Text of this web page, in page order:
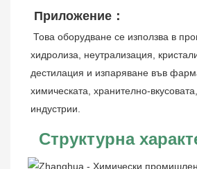
Приложение：
Това оборудване се използва в
хидролиза, неутрализация,
дестилация и изпаряване във
химическата, хранително-
индустрии.
Структурна